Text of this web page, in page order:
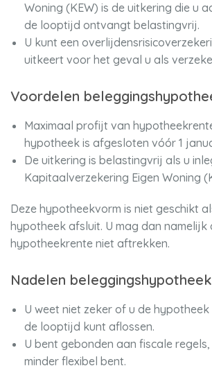
Woning (KEW) is de uitkering die u
de looptijd ontvangt belastingvrij.
U kunt een
uitkeert voor het geval u als
Voordelen
Maximaal profijt van
hypotheek is afgesloten vóór 1
De uitkering is belastingvrij als u
Kapitaalverzekering Eigen Woning
Deze hypotheekvorm is niet geschikt
hypotheek afsluit. U mag dan namelijk
hypotheekrente niet aftrekken.
Nadelen beleggingshypotheek
U weet niet zeker of u de
de looptijd kunt aflossen.
U bent gebonden aan fiscale
minder flexibel bent.